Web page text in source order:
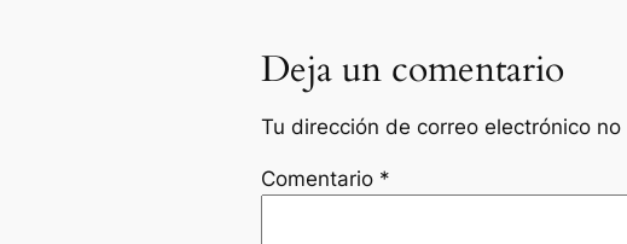
Deja un comentario
Tu dirección de correo electrónico
Comentario *